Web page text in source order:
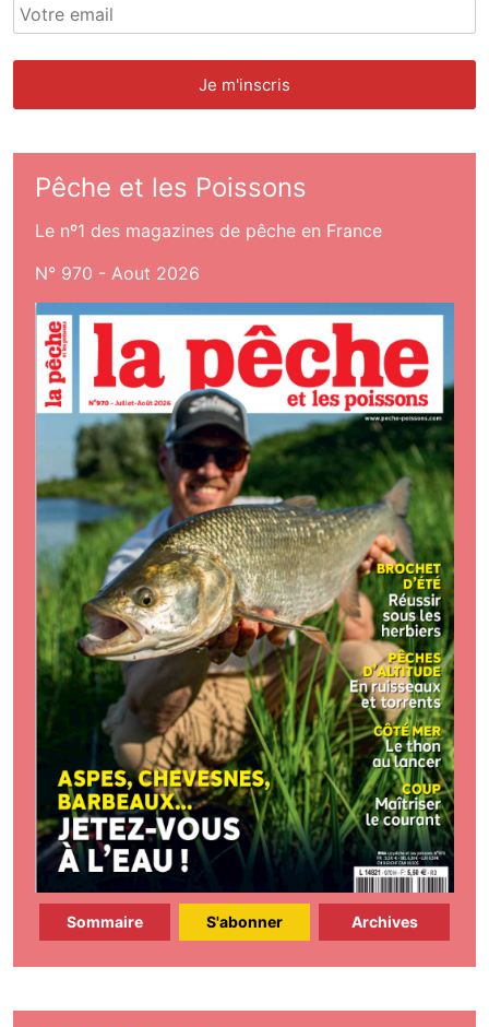
Pêche et les Poissons
Le nº1 des magazines de pêche en France
N° 970 - Aout 2026
Sommaire S'abonner Archives